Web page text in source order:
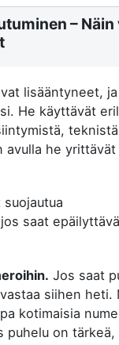
– Näin
lisääntyneet,
He käyttävät
avulla he yrittävät
saat
Jos saat
siihen heti.
kotimaisia
puhelu on